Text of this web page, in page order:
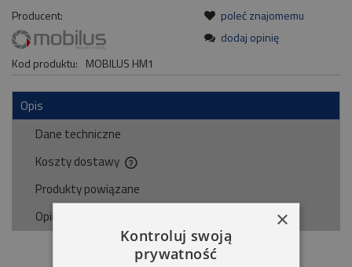
Producent:
Kod produktu: MOBILUS HM1
poleć znajomemu
dodaj opinię
Opis
Dane techniczne
Koszty dostawy
Cena nie zawiera ewentualnych kosztów płatności
Produkty powiązane
Opinie o produkcie (0)
×
Kontroluj swoją
prywatność